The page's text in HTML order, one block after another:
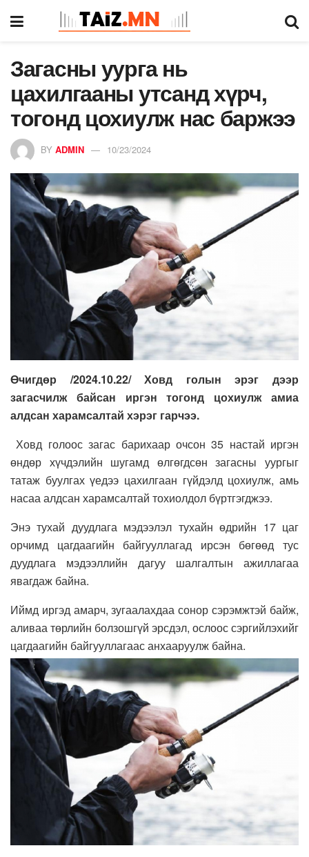
Загасны уурга нь
цахилгааны утсанд хүрч,
тогонд цохиулж нас баржээ
BY ADMIN 10/23/2024
Өчигдөр /2024.10.22/ Ховд голын эрэг дээр
загасчилж байсан иргэн тогонд цохиулж амиа
алдсан харамсалтай хэрэг гарчээ.
Ховд голоос загас барихаар очсон 35 настай иргэн
өндөр хүчдэлийн шугамд өлгөгдсөн загасны уургыг
татаж буулгах үедээ цахилгаан гүйдэлд цохиулж, амь
насаа алдсан харамсалтай тохиолдол бүртгэгджээ.
Энэ тухай дуудлага мэдээлэл тухайн өдрийн 17 цаг
орчимд цагдаагийн байгууллагад ирсэн бөгөөд тус
дуудлага мэдээллийн дагуу шалгалтын ажиллагаа
явагдаж байна.
Иймд иргэд амарч, зугаалахдаа сонор сэрэмжтэй байж,
аливаа төрлийн болзошгүй эрсдэл, ослоос сэргийлэхийг
цагдаагийн байгууллагаас анхааруулж байна.